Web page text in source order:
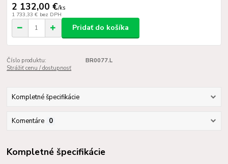
2 132,00 €/ks
1 733,33 € bez DPH
Pridať do košíka
Číslo produktu:
BR0077.L
Strážiť cenu / dostupnosť
Kompletné špecifikácie
Komentáre 0
Kompletné špecifikácie